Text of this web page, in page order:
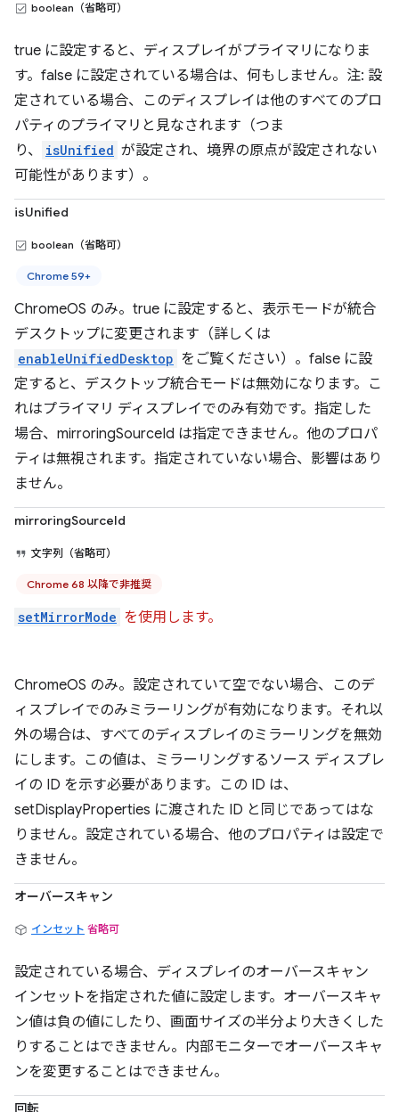
boolean（省略可）
true に設定すると、ディスプレイがプライマリになりま
す。false に設定されている場合は、何もしません。注: 設
定されている場合、このディスプレイは他のすべてのプロ
パティのプライマリと見なされます（つま
り、
isUnified が設定され、境界の原点が設定されない
可能性があります）。
isUnified
boolean（省略可）
Chrome 59+
ChromeOS のみ。true に設定すると、表示モードが統合
デスクトップに変更されます（詳しくは
enableUnifiedDesktop をご覧ください）。false に設
定すると、デスクトップ統合モードは無効になります。こ
れはプライマリ ディスプレイでのみ有効です。指定した
場合、mirroringSourceId は指定できません。他のプロパ
ティは無視されます。指定されていない場合、影響はあり
ません。
mirroringSourceId
文字列（省略可）
Chrome 68 以降で非推奨
setMirrorMode を使用します。
ChromeOS のみ。設定されていて空でない場合、このデ
ィスプレイでのみミラーリングが有効になります。それ以
外の場合は、すべてのディスプレイのミラーリングを無効
にします。この値は、ミラーリングするソース ディスプレ
イの ID を示す必要があります。この ID は、
setDisplayProperties に渡された ID と同じであってはな
りません。設定されている場合、他のプロパティは設定で
きません。
オーバースキャン
インセット 省略可
設定されている場合、ディスプレイのオーバースキャン
インセットを指定された値に設定します。オーバースキャ
ン値は負の値にしたり、画面サイズの半分より大きくした
りすることはできません。内部モニターでオーバースキャ
ンを変更することはできません。
回転